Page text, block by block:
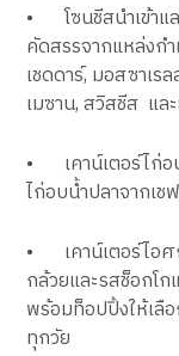
•
โซนชีสนำเข้า
คัดสรรจากแหล่งก
เชดดาร์, มอสซาเร
เมซาน, สวิสชีส แ
•
เคาน์เตอร์ไก่
ไก่อบน้ำปลาจากเ
•
เคาน์เตอร์ไ
กล้วยและรสช็อกโ
พร้อมท็อปปิ้งให้เลื
ทุกวัย